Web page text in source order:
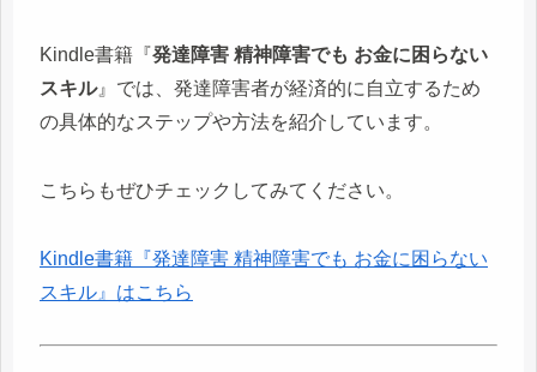
Kindle書籍『発達障害 精神障害でも お金に困らない
スキル』では、発達障害者が経済的に自立するため
の具体的なステップや方法を紹介しています。
こちらもぜひチェックしてみてください。
Kindle書籍『発達障害 精神障害でも お金に困らない
スキル』はこちら